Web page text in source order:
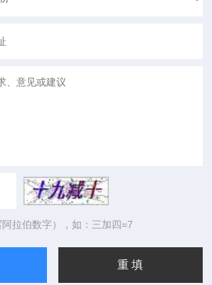
拉伯数字），如：三加四=7